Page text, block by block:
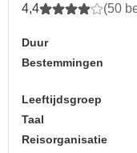
4,4 (50
Duur
Bestemmingen
Leeftijdsgroep
Taal
Reisorganisatie